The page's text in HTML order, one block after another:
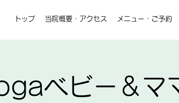
トップ 当院概要・アクセス メニュー・ご予約
ベビー＆マ